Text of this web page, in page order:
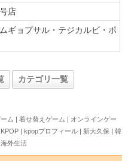
店
ギョプサル・テジカルビ・ポ
カテゴリ一覧
ム | 着せ替えゲーム | オンラインゲー
KPOP | kpopプロフィール | 新大久保 | 韓
外生活